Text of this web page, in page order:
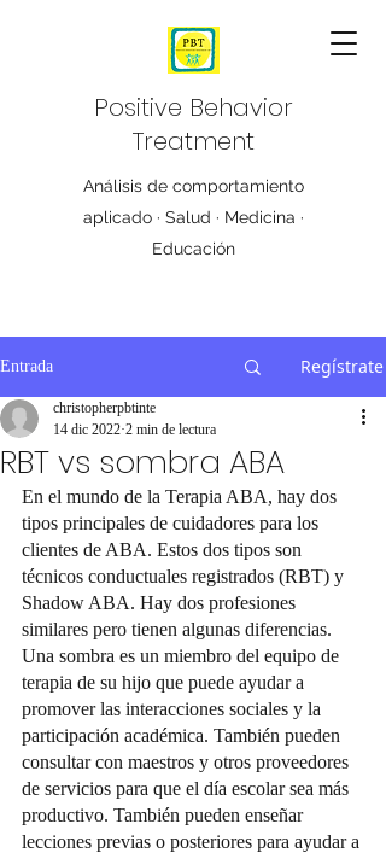
Positive Behavior
Treatment
Análisis de comportamiento
aplicado · Salud · Medicina ·
Educación
Entrada Regístrate
RBT vs sombra ABA
christopherpbtinte
14 dic 2022 2 min de lectura
En el mundo de la Terapia ABA, hay dos
tipos principales de cuidadores para los
clientes de ABA. Estos dos tipos son
técnicos conductuales registrados (RBT) y
Shadow ABA. Hay dos profesiones
similares pero tienen algunas diferencias.
Una sombra es un miembro del equipo de
terapia de su hijo que puede ayudar a
promover las interacciones sociales y la
participación académica. También pueden
consultar con maestros y otros proveedores
de servicios para que el día escolar sea más
productivo. También pueden enseñar
lecciones previas o posteriores para ayudar a